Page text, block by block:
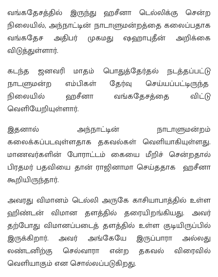
வங்கதேசத்தில் இருந்து ஹசீனா டெல்லிக்கு சென்ற
நிலையில், அந்நாட்டின் நாடாளுமன்றத்தை கலைப்பதாக
வங்கதேச அதிபர் முகமது ஷஹாபுதீன் அறிக்கை
விடுத்துள்ளார்.
கடந்த ஜனவரி மாதம் பொதுத்தேர்தல் நடத்தப்பட்டு
நாடளுமன்ற எம்பிகள் தேர்வு செய்யப்பட்டிருந்த
நிலையில் ஹசீனா வங்கதேசத்தை விட்டு
வெளியேறியுள்ளார்.
இதனால் அந்நாட்டின் நாடாளுமன்றம்
கலைக்கப்படவுள்ளதாக தகவல்கள் வெளியாகியுள்ளது.
மாணவர்களின் போராட்டம் கையை மீறிச் சென்றதால்
பிரதமர் பதவியை தான் ராஜினாமா செய்ததாக ஹசீனா
கூறியிருந்தார்.
அவரது விமானம் டெல்லி அருகே காசியாபாத்தில் உள்ள
ஹிண்டன் விமான தளத்தில் தரையிறங்கியது. அவர்
தற்போது விமானப்படைத் தளத்தில் உள்ள குடியிருப்பில்
இருக்கிறார். அவர் அங்கேயே இருப்பாரா அல்லது
லண்டனிற்கு செல்வாரா என்ற தகவல் விரைவில்
வெளியாகும் என சொல்லப்படுகிறது.